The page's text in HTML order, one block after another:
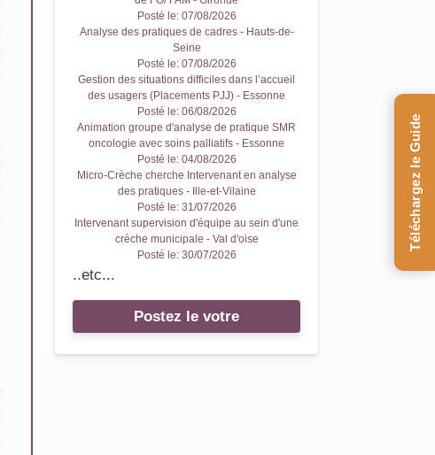
Posté le: 07/08/2026
Analyse des pratiques de cadres - Hauts-de-
Seine
Posté le: 07/08/2026
Gestion des situations difficiles dans l’accueil
des usagers (Placements PJJ) - Essonne
Posté le: 06/08/2026
Animation groupe d'analyse de pratique SMR
oncologie avec soins palliatifs - Essonne
Posté le: 04/08/2026
Micro-Crèche cherche Intervenant en analyse
des pratiques - Ille-et-Vilaine
Posté le: 31/07/2026
Intervenant supervision d'équipe au sein d'une
crèche municipale - Val d'oise
Posté le: 30/07/2026
..etc...
Postez le votre
Téléchargez le Guide